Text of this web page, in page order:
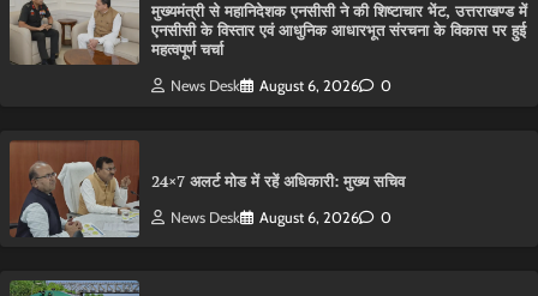
मुख्यमंत्री से महानिदेशक एनसीसी ने की शिष्टाचार भेंट, उत्तराखण्ड में
एनसीसी के विस्तार एवं आधुनिक आधारभूत संरचना के विकास पर हुई
महत्वपूर्ण चर्चा
News Desk August 6, 2026 0
24×7 अलर्ट मोड में रहें अधिकारी: मुख्य सचिव
News Desk August 6, 2026 0